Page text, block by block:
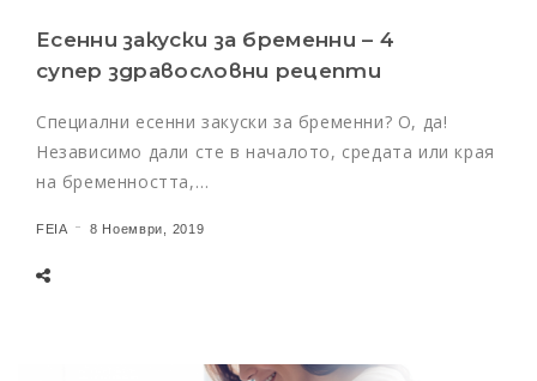
Есенни закуски за бременни – 4
супер здравословни рецепти
Специални есенни закуски за бременни? О, да!
Независимо дали сте в началото, средата или края
на бременността,…
FEIA 8 Ноември, 2019